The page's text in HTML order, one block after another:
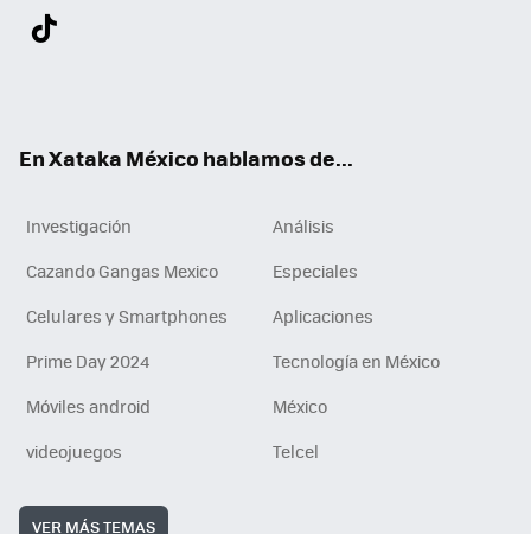
En Xataka México hablamos de...
Investigación
Análisis
Cazando Gangas Mexico
Especiales
Celulares y Smartphones
Aplicaciones
Prime Day 2024
Tecnología en México
Móviles android
México
videojuegos
Telcel
VER MÁS TEMAS